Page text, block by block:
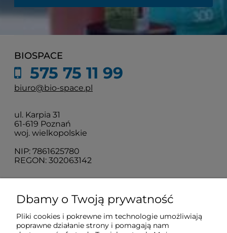
BIOSPACE
575 75 11 99
biuro@bio-space.pl
ul. Karpia 31
61-619 Poznań
woj. wielkopolskie
NIP: 7861625780
REGON: 302063142
O nas
Obsługa klienta
Dbamy o Twoją prywatność
Pliki cookies i pokrewne im technologie umożliwiają
poprawne działanie strony i pomagają nam